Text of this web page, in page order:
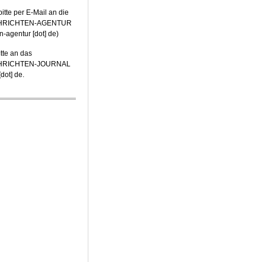
per E-Mail an die
AGENTUR
agentur [dot] de)
an das
JOURNAL
de.